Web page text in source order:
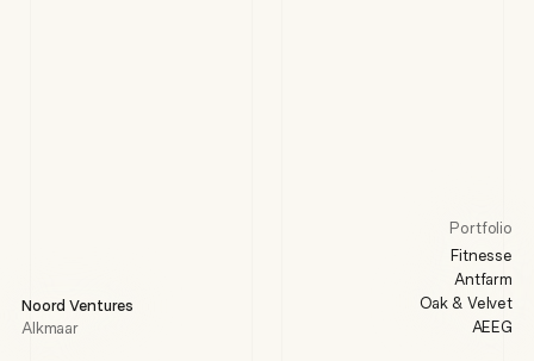
Noord Ventures
Alkmaar
Portfolio
Fitnesse
Antfarm
Oak & Velvet
AEEG